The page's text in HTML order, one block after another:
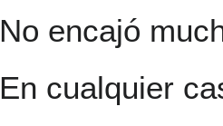
No encajó
En cualquier